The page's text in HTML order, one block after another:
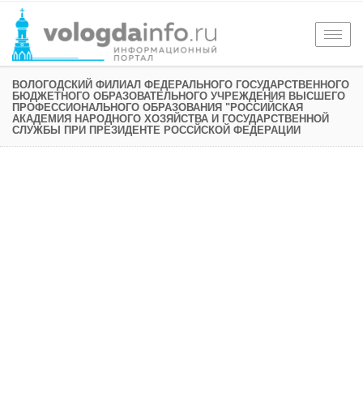
ВОЛОГОДСКИЙ ФИЛИАЛ ФЕДЕРАЛЬНОГО ГОСУДАРСТВЕННОГО
БЮДЖЕТНОГО ОБРАЗОВАТЕЛЬНОГО УЧРЕЖДЕНИЯ ВЫСШЕГО
ПРОФЕССИОНАЛЬНОГО ОБРАЗОВАНИЯ "РОССИЙСКАЯ
АКАДЕМИЯ НАРОДНОГО ХОЗЯЙСТВА И ГОСУДАРСТВЕННОЙ
СЛУЖБЫ ПРИ ПРЕЗИДЕНТЕ РОССЙСКОЙ ФЕДЕРАЦИИ